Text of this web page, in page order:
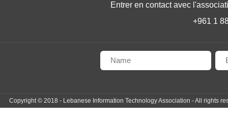
Entrer en contact avec
+961 1
Copyright © 2018 - Lebanese Information Technology Association - All rights